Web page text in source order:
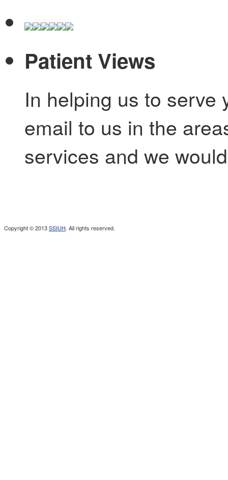
Patient Views
In helping us to serve
email to us in the
services and we
Copyright © 2013SSIUH. All rights reserved.